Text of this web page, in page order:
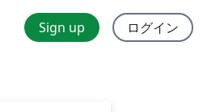
Sign up ログイン